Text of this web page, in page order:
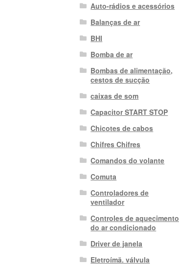
Auto-rádios e acessórios
Balanças de ar
BHI
Bomba de ar
Bombas de alimentação,
cestos de sucção
caixas de som
Capacitor START STOP
Chicotes de cabos
Chifres Chifres
Comandos do volante
Comuta
Controladores de
ventilador
Controles de aquecimento
do ar condicionado
Driver de janela
Eletroímã. válvula